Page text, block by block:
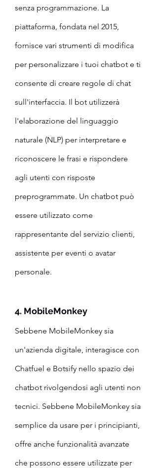
senza programmazione. La
piattaforma, fondata nel 2015,
fornisce vari strumenti di modifica
per personalizzare i tuoi chatbot e ti
consente di creare regole di chat
sull'interfaccia. Il bot utilizzerà
l'elaborazione del linguaggio
naturale (NLP) per interpretare e
riconoscere le frasi e rispondere
agli utenti con risposte
preprogrammate. Un chatbot può
essere utilizzato come
rappresentante del servizio clienti,
assistente per eventi o avatar
personale.
4. MobileMonkey
Sebbene MobileMonkey sia
un'azienda digitale, interagisce con
Chatfuel e Botsify nello spazio dei
chatbot rivolgendosi agli utenti non
tecnici. Sebbene MobileMonkey sia
semplice da usare per i principianti,
offre anche funzionalità avanzate
che possono essere utilizzate per